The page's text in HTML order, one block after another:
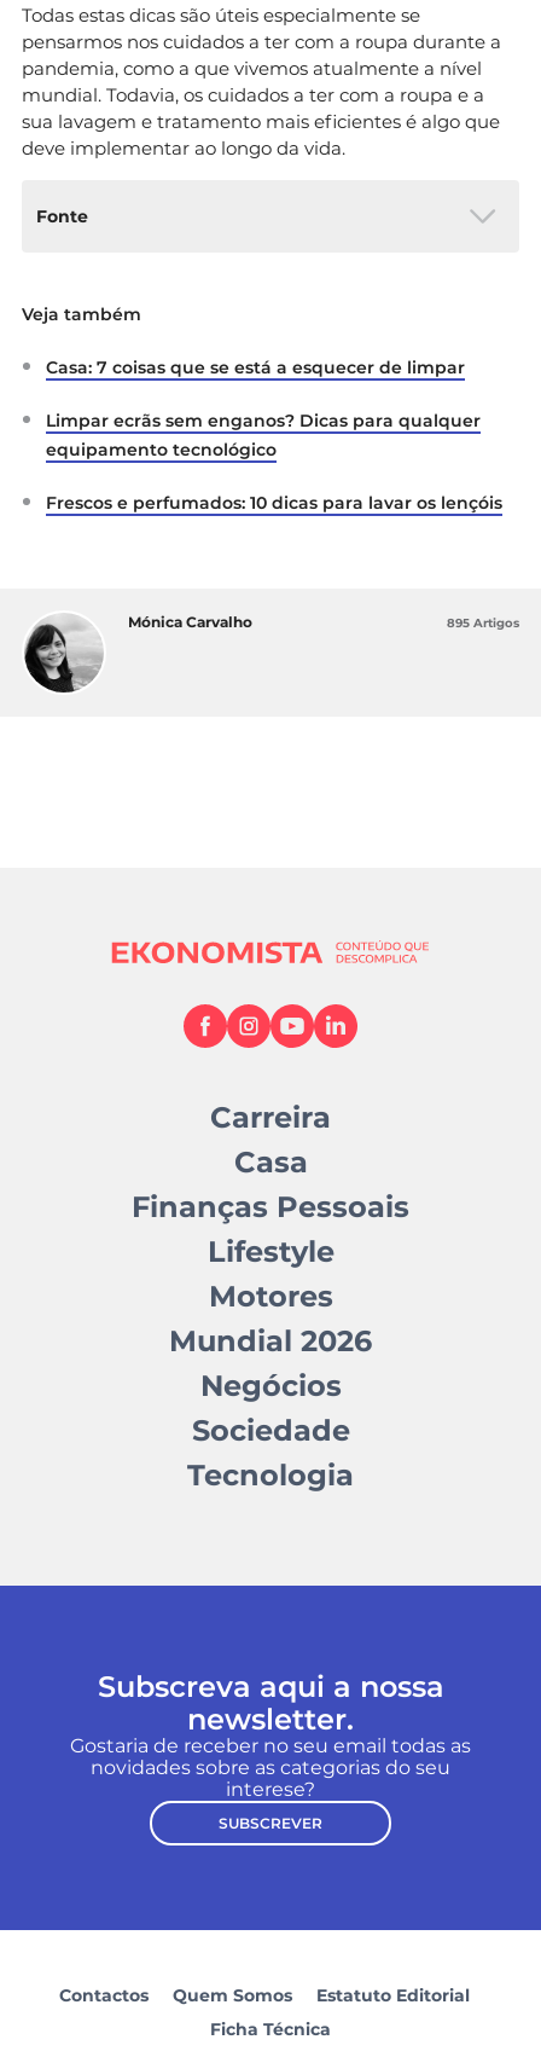
Todas estas dicas são úteis especialmente se
pensarmos nos cuidados a ter com a roupa durante a
pandemia, como a que vivemos atualmente a nível
mundial. Todavia, os cuidados a ter com a roupa e a
sua lavagem e tratamento mais eficientes é algo que
deve implementar ao longo da vida.
Fonte
Veja também
Casa: 7 coisas que se está a esquecer de limpar
Limpar ecrãs sem enganos? Dicas para qualquer
equipamento tecnológico
Frescos e perfumados: 10 dicas para lavar os lençóis
Mónica Carvalho 895 Artigos
Carreira
Casa
Finanças Pessoais
Lifestyle
Motores
Mundial 2026
Negócios
Sociedade
Tecnologia
Subscreva aqui a nossa
newsletter.
Gostaria de receber no seu email todas as
novidades sobre as categorias do seu
interese?
SUBSCREVER
Contactos Quem Somos
Estatuto Editorial
Ficha Técnica